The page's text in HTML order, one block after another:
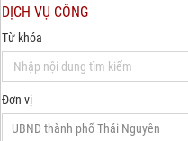
DỊCH VỤ CÔNG
Từ khóa
Đơn vị